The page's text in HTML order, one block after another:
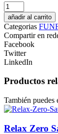
Pisco
Monte
Luna
Acholado
cantidad
añadir al carrito
Categorias
Compartir en
Facebook
Twitter
LinkedIn
Productos
También puedes
Relax Zero